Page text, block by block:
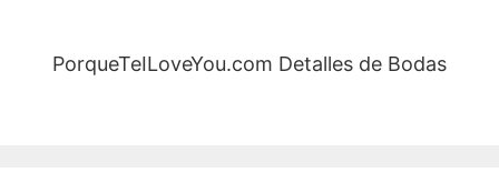
PorqueTeILoveYou.com Detalles de Bodas